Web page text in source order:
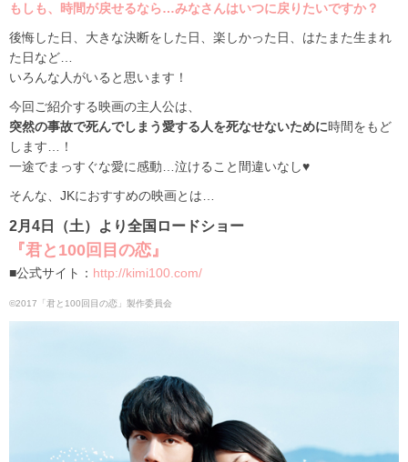
もしも、時間が戻せるなら…みなさんはいつに戻りたいですか？
後悔した日、大きな決断をした日、楽しかった日、はたまた生まれ
た日など…
いろんな人がいると思います！
今回ご紹介する映画の主人公は、
突然の事故で死んでしまう愛する人を死なせないために時間をもど
します…！
一途でまっすぐな愛に感動…泣けること間違いなし♥
そんな、JKにおすすめの映画とは…
2月4日（土）より全国ロードショー
『君と100回目の恋』
■公式サイト： http://kimi100.com/
©2017「君と100回目の恋」製作委員会